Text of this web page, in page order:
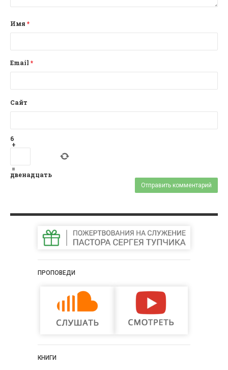
Имя *
Email *
Сайт
6
+
=
двенадцать
ПРОПОВЕДИ
КНИГИ